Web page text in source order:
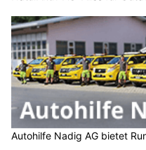
Autohilfe Nadig AG bietet